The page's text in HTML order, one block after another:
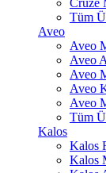
Cruze
Tüm
Aveo
Aveo
Aveo
Aveo
Aveo
Aveo
Tüm
Kalos
Kalos
Kalos